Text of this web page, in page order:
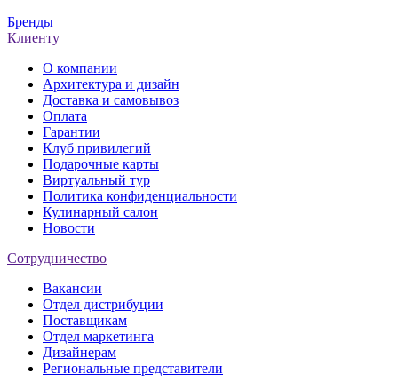
Бренды
Клиенту
О компании
Архитектура и дизайн
Доставка и самовывоз
Оплата
Гарантии
Клуб привилегий
Подарочные карты
Виртуальный тур
Политика конфиденциальности
Кулинарный салон
Новости
Сотрудничество
Вакансии
Отдел дистрибуции
Поставщикам
Отдел маркетинга
Дизайнерам
Региональные представители